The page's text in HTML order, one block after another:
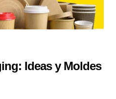
Ideas y Moldes